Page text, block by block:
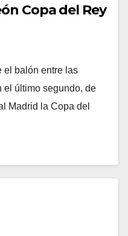
Copa del Rey
el balón entre las
el último segundo, de
Madrid la Copa del